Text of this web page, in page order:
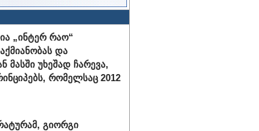
„ინტერ რაო“
და
მასში უხეშად ჩარევა,
რომელსაც 2012
გიორგი